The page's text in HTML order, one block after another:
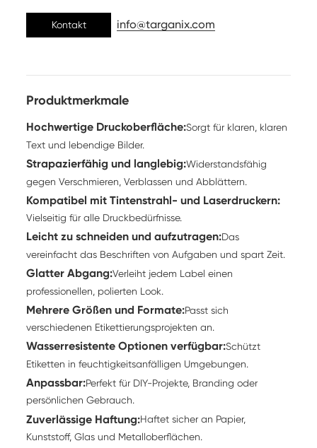
Kontakt info@targanix.com
Produktmerkmale
Hochwertige Druckoberfläche:Sorgt für klaren, klaren
Text und lebendige Bilder.
Strapazierfähig und langlebig:Widerstandsfähig
gegen Verschmieren, Verblassen und Abblättern.
Kompatibel mit Tintenstrahl- und Laserdruckern:
Vielseitig für alle Druckbedürfnisse.
Leicht zu schneiden und aufzutragen:Das
vereinfacht das Beschriften von Aufgaben und spart Zeit.
Glatter Abgang:Verleiht jedem Label einen
professionellen, polierten Look.
Mehrere Größen und Formate:Passt sich
verschiedenen Etikettierungsprojekten an.
Wasserresistente Optionen verfügbar:Schützt
Etiketten in feuchtigkeitsanfälligen Umgebungen.
Anpassbar:Perfekt für DIY-Projekte, Branding oder
persönlichen Gebrauch.
Zuverlässige Haftung:Haftet sicher an Papier,
Kunststoff, Glas und Metalloberflächen.